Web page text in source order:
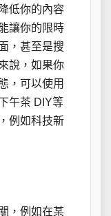
低你的內容
讓你的限時
，甚至是搜
說，如果你
，可以使用
午茶 DIY等
例如科技新
，例如在某